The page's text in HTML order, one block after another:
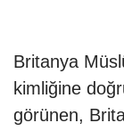
Britanya
kimliğine
görünen,